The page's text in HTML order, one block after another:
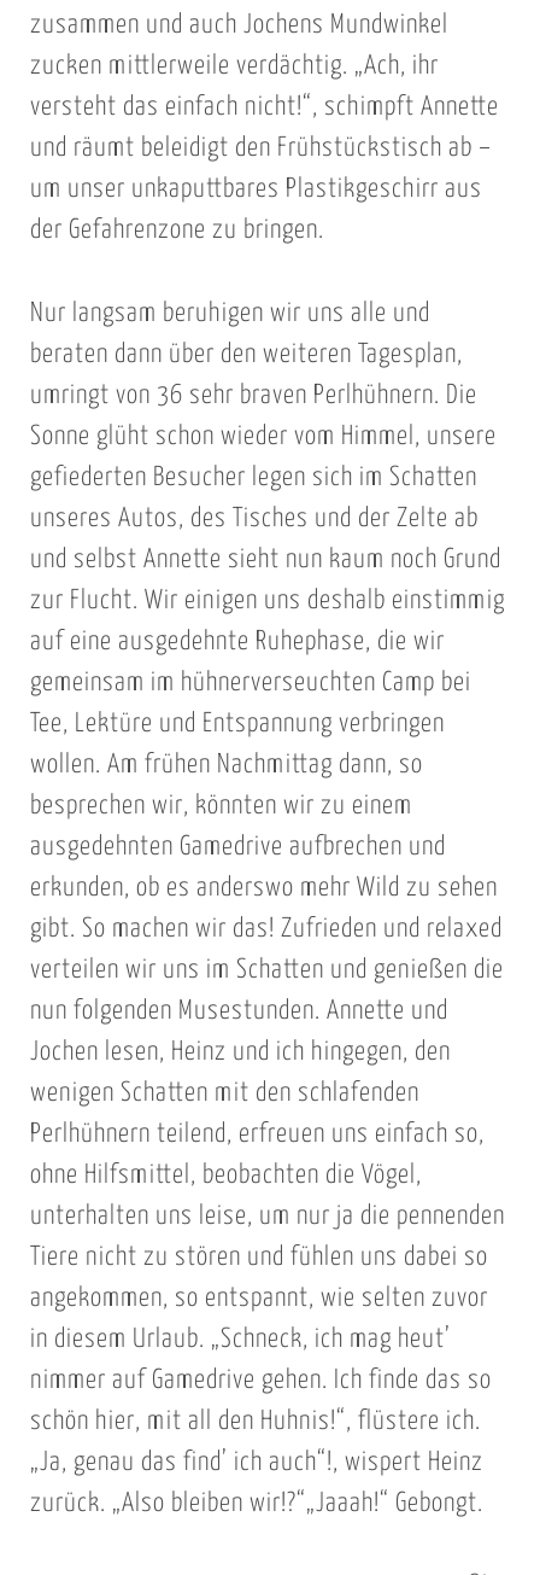
zusammen und auch Jochens Mundwinkel
zucken mittlerweile verdächtig. „Ach, ihr
versteht das einfach nicht!“, schimpft Annette
und räumt beleidigt den Frühstückstisch ab –
um unser unkaputtbares Plastikgeschirr aus
der Gefahrenzone zu bringen.
Nur langsam beruhigen wir uns alle und
beraten dann über den weiteren Tagesplan,
umringt von 36 sehr braven Perlhühnern. Die
Sonne glüht schon wieder vom Himmel, unsere
gefiederten Besucher legen sich im Schatten
unseres Autos, des Tisches und der Zelte ab
und selbst Annette sieht nun kaum noch Grund
zur Flucht. Wir einigen uns deshalb einstimmig
auf eine ausgedehnte Ruhephase, die wir
gemeinsam im hühnerverseuchten Camp bei
Tee, Lektüre und Entspannung verbringen
wollen. Am frühen Nachmittag dann, so
besprechen wir, könnten wir zu einem
ausgedehnten Gamedrive aufbrechen und
erkunden, ob es anderswo mehr Wild zu sehen
gibt. So machen wir das! Zufrieden und relaxed
verteilen wir uns im Schatten und genießen die
nun folgenden Musestunden. Annette und
Jochen lesen, Heinz und ich hingegen, den
wenigen Schatten mit den schlafenden
Perlhühnern teilend, erfreuen uns einfach so,
ohne Hilfsmittel, beobachten die Vögel,
unterhalten uns leise, um nur ja die pennenden
Tiere nicht zu stören und fühlen uns dabei so
angekommen, so entspannt, wie selten zuvor
in diesem Urlaub. „Schneck, ich mag heut’
nimmer auf Gamedrive gehen. Ich finde das so
schön hier, mit all den Huhnis!“, flüstere ich.
„Ja, genau das find’ ich auch“!, wispert Heinz
zurück. „Also bleiben wir!?“„Jaaah!“ Gebongt.